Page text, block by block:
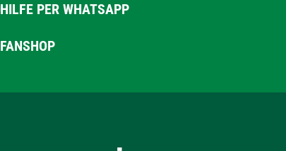
HILFE PER WHATSAPP
FANSHOP